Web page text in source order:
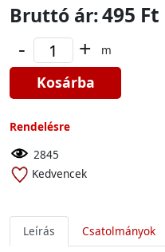
Bruttó ár:495 Ft
- + m
Kosárba
Rendelésre
2845
Kedvencek
Leírás Csatolmányok